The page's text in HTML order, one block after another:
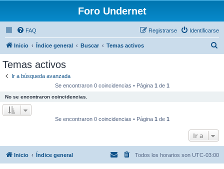
Foro Undernet
FAQ Identificarse
Registrarse
Inicio Índice general Buscar Temas activos
Temas activos
Ir a búsqueda avanzada
Se encontraron 0 coincidencias • Página 1 de 1
No se encontraron coincidencias.
Se encontraron 0 coincidencias • Página 1 de 1
Ir a
Inicio Índice general Todos los horarios son UTC-03:00